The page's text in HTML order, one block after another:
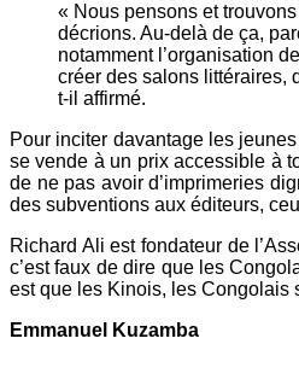
« Nous pensons et
décrions. Au-delà de ça,
notamment l’organisation
créer des salons littéraires,
t-il affirmé.
Pour inciter davantage les
se vende à un prix accessible à
de ne pas avoir d’imprimeries
des subventions aux éditeurs,
Richard Ali est fondateur de
c’est faux de dire que les
est que les Kinois, les Congolais
Emmanuel Kuzamba